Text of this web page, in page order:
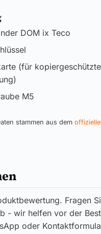
DOM ix Teco
(für
M5
stammen aus dem
Fragen
- wir helfen vor der
oder